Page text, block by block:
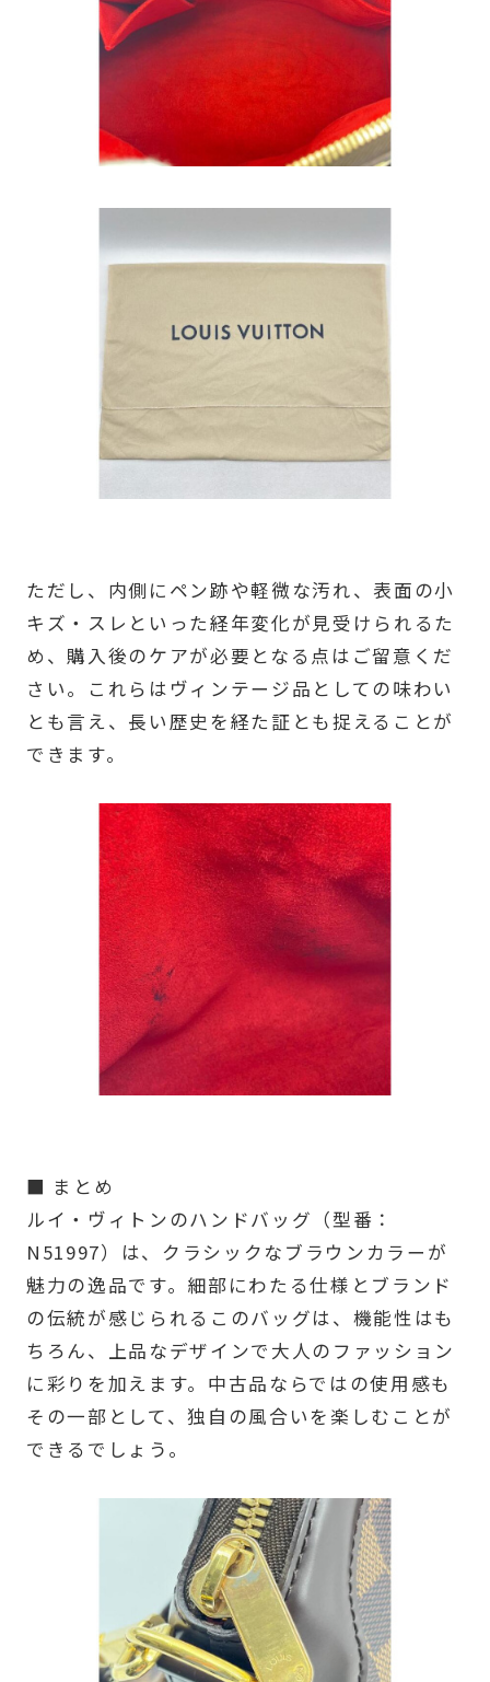
ただし、内側にペン跡や軽微な汚れ、表面の小
キズ・スレといった経年変化が見受けられるた
め、購入後のケアが必要となる点はご留意くだ
さい。これらはヴィンテージ品としての味わい
とも言え、長い歴史を経た証とも捉えることが
できます。
■ まとめ
ルイ・ヴィトンのハンドバッグ（型番：
N51997）は、クラシックなブラウンカラーが
魅力の逸品です。細部にわたる仕様とブランド
の伝統が感じられるこのバッグは、機能性はも
ちろん、上品なデザインで大人のファッション
に彩りを加えます。中古品ならではの使用感も
その一部として、独自の風合いを楽しむことが
できるでしょう。